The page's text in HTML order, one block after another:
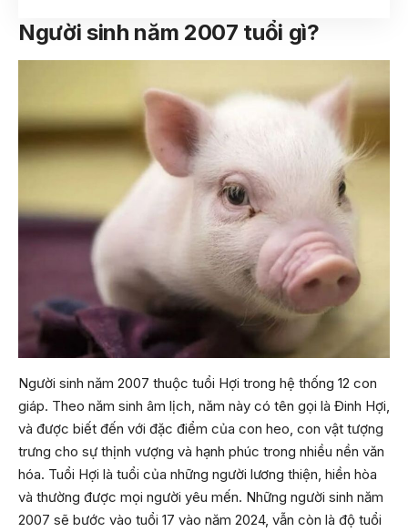
Người sinh năm 2007 tuổi gì?
Người sinh năm 2007 thuộc tuổi Hợi trong hệ thống 12 con
giáp. Theo năm sinh âm lịch, năm này có tên gọi là Đinh Hợi,
và được biết đến với đặc điểm của con heo, con vật tượng
trưng cho sự thịnh vượng và hạnh phúc trong nhiều nền văn
hóa. Tuổi Hợi là tuổi của những người lương thiện, hiền hòa
và thường được mọi người yêu mến. Những người sinh năm
2007 sẽ bước vào tuổi 17 vào năm 2024, vẫn còn là độ tuổi